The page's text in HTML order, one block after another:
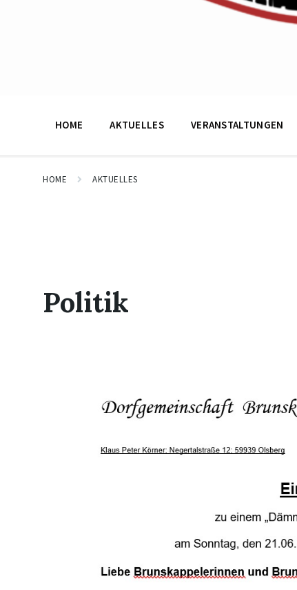
HOME AKTUELLES VERANSTALTUNGEN
HOME AKTUELLES
Politik